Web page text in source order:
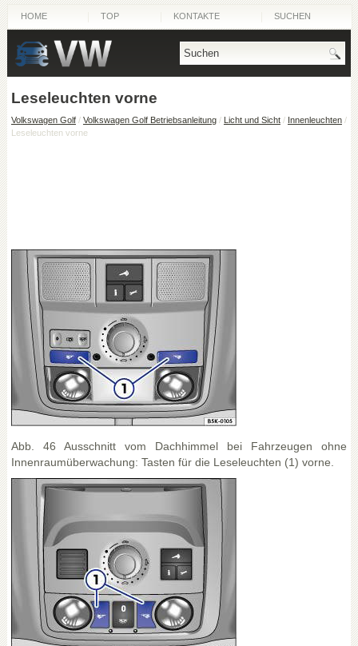
HOME TOP KONTAKTE SUCHEN
Leseleuchten vorne
Volkswagen Golf/ Volkswagen Golf Betriebsanleitung/ Licht und Sicht/ Innenleuchten/
Leseleuchten vorne
Abb. 46 Ausschnitt vom Dachhimmel bei Fahrzeugen ohne
Innenraumüberwachung: Tasten für die Leseleuchten (1) vorne.